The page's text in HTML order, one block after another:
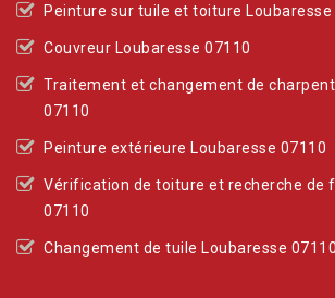
Peinture sur tuile et toiture Loubaresse
Couvreur Loubaresse 07110
Traitement et changement de
07110
Peinture extérieure Loubaresse 07110
Vérification de toiture et recherche de
07110
Changement de tuile Loubaresse 07110